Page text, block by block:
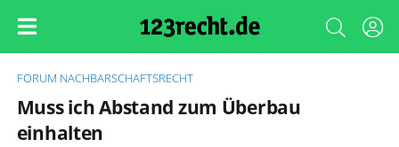
FORUM NACHBARSCHAFTSRECHT
Muss ich Abstand zum Überbau
einhalten